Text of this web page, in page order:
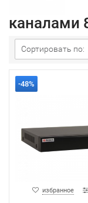
каналами
Сортировать по:
-48%
избранное